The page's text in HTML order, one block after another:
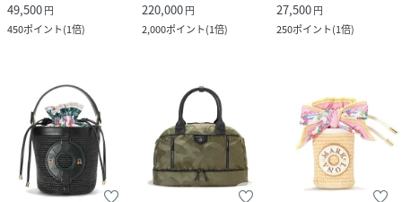
49,500円
450ポイント(1倍)
220,000円
2,000ポイント(1倍)
27,500円
250ポイント(1倍)